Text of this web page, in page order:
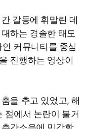
갈등에 휘말린 데
하는 경솔한 태도
커뮤니티를 중심
진행하는 영상이
을 추고 있었고, 해
점에서 논란이 불거